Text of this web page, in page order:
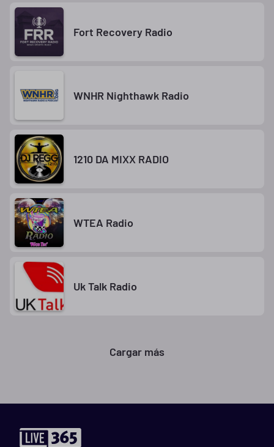
Fort Recovery Radio
WNHR Nighthawk Radio
1210 DA MIXX RADIO
WTEA Radio
Uk Talk Radio
Cargar más